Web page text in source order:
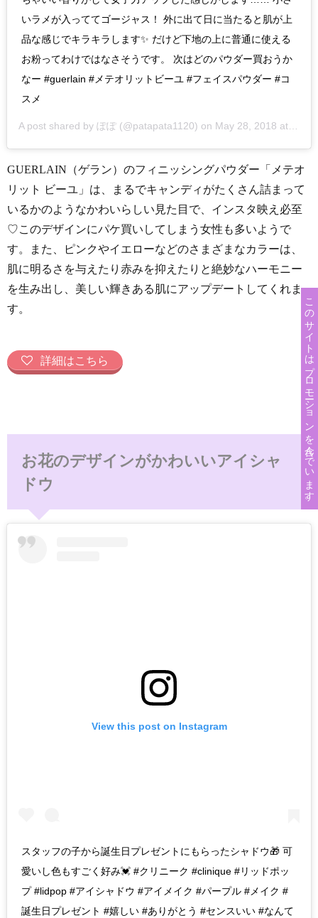
いラメが入っててゴージャス！ 外に出て日に当たると肌が上
品な感じでキラキラします✨ だけど下地の上に普通に使える
お粉ってわけではなさそうです。 次はどのパウダー買おうか
なー #guerlain #メテオリットビーユ #フェイスパウダー #コ
スメ
A post shared by ぽぽ (@patapata1120) on May 28, 2018 at 1:08am PDT
GUERLAIN（ゲラン）のフィニッシングパウダー「メテオ
リット ビーユ」は、まるでキャンディがたくさん詰まって
いるかのようなかわいらしい見た目で、インスタ映え必至
♡このデザインにパケ買いしてしまう女性も多いようで
す。また、ピンクやイエローなどのさまざまなカラーは、
肌に明るさを与えたり赤みを抑えたりと絶妙なハーモニー
を生み出し、美しい輝きある肌にアップデートしてくれま
す。
詳細はこちら
お花のデザインがかわいいアイシャ
ドウ
View this post on Instagram
スタッフの子から誕生日プレゼントにもらったシャドウ🎁 可
愛いし色もすごく好み💓 #クリニーク #clinique #リッドポッ
プ #lidpop #アイシャドウ #アイメイク #パープル #メイク #
誕生日プレゼント #嬉しい #ありがとう #センスいい #なんて
このサイトはプロモーションを含んでいます。